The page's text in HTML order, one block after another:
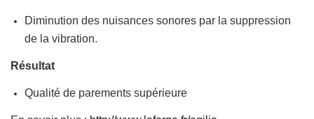
Diminution des nuisances sonores par la suppression
de la vibration.
Résultat
Qualité de parements supérieure